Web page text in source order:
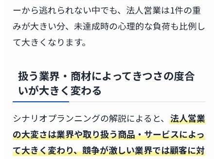
ーから逃れられない中でも、法人営業は1件の重
みが大きい分、未達成時の心理的な負荷も比例し
て大きくなります。
扱う業界・商材によってきつさの度合
いが大きく変わる
シナリオプランニングの解説によると、 法人営業
の大変さは業界や取り扱う商品・サービスによっ
て大きく変わり、競争が激しい業界では顧客に対